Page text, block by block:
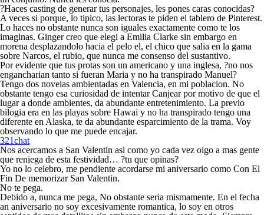
?Haces casting de generar tus personajes, les pones caras conocidas?
A veces si porque, lo tipico, las lectoras te piden el tablero de Pinterest.
Lo haces no obstante nunca son iguales exactamente como te los
imaginas. Ginger creo que elegi a Emilia Clarke sin embargo en
morena desplazandolo hacia el pelo el, el chico que salia en la gama
sobre Narcos, el rubio, que nunca me consenso del sustantivo.
Por evidente que tus protas son un americano y una inglesa, ?no nos
engancharian tanto si fueran Maria y no ha transpirado Manuel?
Tengo dos novelas ambientadas en Valencia, en mi poblacion. No
obstante tengo esa curiosidad de intentar Canjear por motivo de que el
lugar a donde ambientes, da abundante entretenimiento. La previo
bilogia era en las playas sobre Hawai y no ha transpirado tengo una
diferente en Alaska, te da abundante esparcimiento de la trama. Voy
observando lo que me puede encajar.
321chat
Nos acercamos a San Valentin asi­ como yo cada vez oigo a mas gente
que reniega de esta festividad… ?tu que opinas?
Yo no lo celebro, me pendiente acordarse mi aniversario como Con El
Fin De memorizar San Valentin.
No te pega.
Debido a, nunca me pega, No obstante seri­a mismamente. En el fecha
an aniversario no soy excesivamente romantica, lo soy en otros